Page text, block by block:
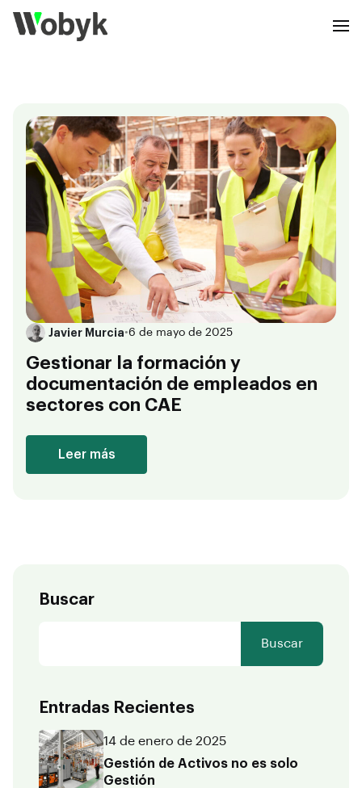
Javier Murcia•6 de mayo de 2025
Gestionar la formación y
documentación de empleados en
sectores con CAE
Leer más
Buscar
Buscar
Entradas Recientes
14 de enero de 2025
Gestión de Activos no es solo
Gestión